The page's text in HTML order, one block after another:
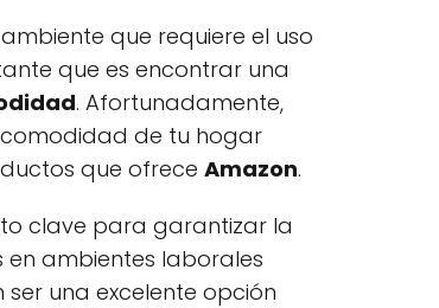
que requiere el uso
que es encontrar una
. Afortunadamente,
de tu hogar
que ofrece Amazon.
clave para garantizar la
ambientes laborales
una excelente opción